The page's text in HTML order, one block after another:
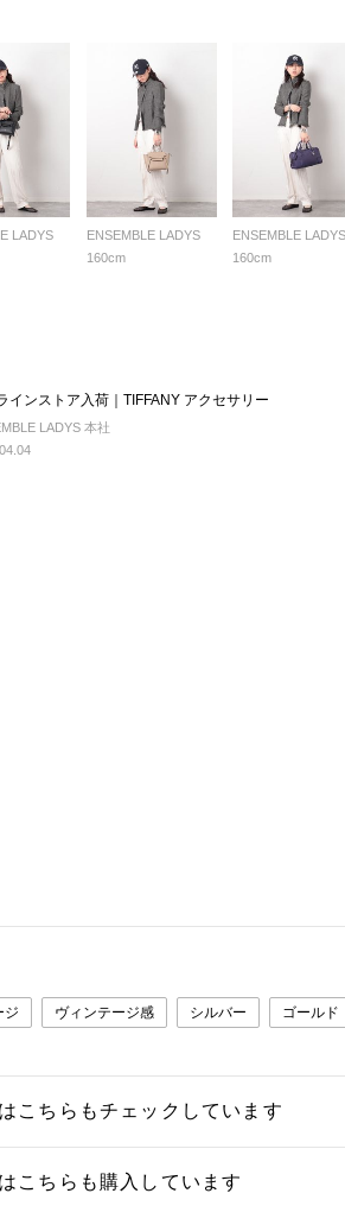
LADYS
ENSEMBLE LADYS
160cm
ENSEMBLE LADYS
160cm
インストア入荷｜TIFFANY アクセサリー
LADYS 本社
ジ ヴィンテージ感 シルバー ゴールド
こちらもチェックしています
こちらも購入しています